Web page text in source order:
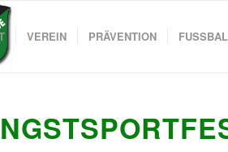
VEREIN PRÄVENTION